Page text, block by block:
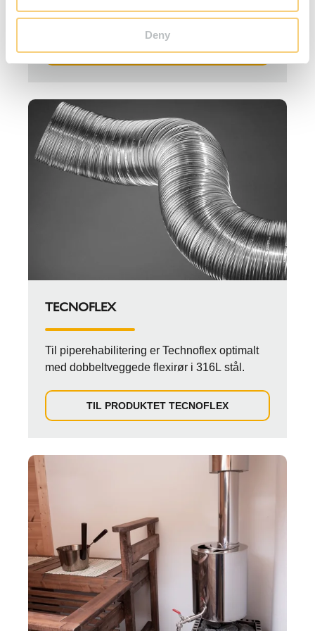
Deny
Leveres i høykvalitets 316L rustfritt stål.
TIL PRODUKTET PRIMA PLUS
TECNOFLEX
Til piperehabilitering er Technoflex optimalt
med dobbeltveggede flexirør i 316L stål.
TIL PRODUKTET TECNOFLEX